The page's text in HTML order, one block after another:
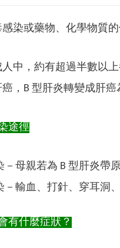
染或藥物、化學物質
中，約有超過半數以上
，B 型肝炎轉變成肝癌
途徑
－母親若為 B 型肝炎帶
－輸血、打針、穿耳洞
有什麼症狀？